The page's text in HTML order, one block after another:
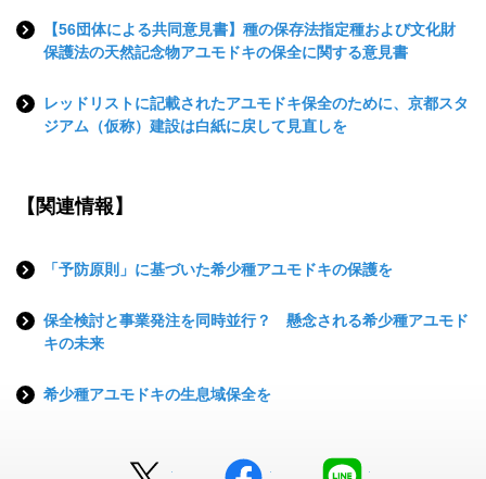
【56団体による共同意見書】種の保存法指定種および文化財
保護法の天然記念物アユモドキの保全に関する意見書
レッドリストに記載されたアユモドキ保全のために、京都スタ
ジアム（仮称）建設は白紙に戻して見直しを
【関連情報】
「予防原則」に基づいた希少種アユモドキの保護を
保全検討と事業発注を同時並行？ 懸念される希少種アユモド
キの未来
希少種アユモドキの生息域保全を
facebook